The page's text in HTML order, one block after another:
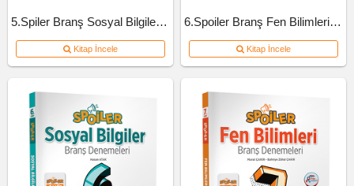
5.Spiler Branş Sosyal Bilgiler Deneme
Kitap İncele
6.Spoiler Branş Fen Bilimleri Deneme
Kitap İncele